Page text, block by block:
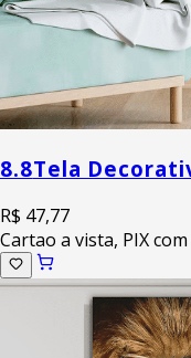
8.8Tela
R$ 47,77
Cartao a vista, PIX